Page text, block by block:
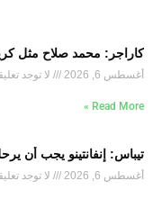
كاراجر: محمد صلاح مثل
أغسطس 6, 2026 لا توجد
Read More »
تيباس: إنفانتينو يجب أن
أغسطس 6, 2026 لا توجد